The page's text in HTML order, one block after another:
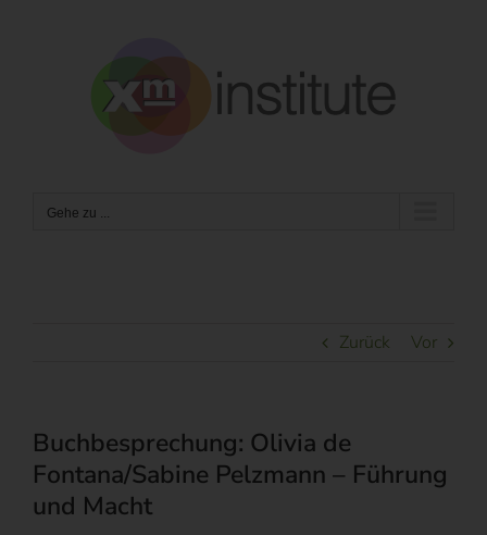
Gehe zu ...
Zurück Vor
Buchbesprechung: Olivia de
Fontana/Sabine Pelzmann – Führung
und Macht